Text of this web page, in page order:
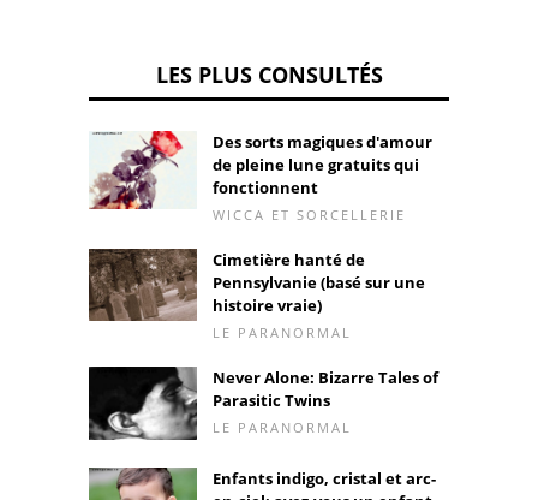
LES PLUS CONSULTÉS
Des sorts magiques d'amour
de pleine lune gratuits qui
fonctionnent
WICCA ET SORCELLERIE
Cimetière hanté de
Pennsylvanie (basé sur une
histoire vraie)
LE PARANORMAL
Never Alone: ​​Bizarre Tales of
Parasitic Twins
LE PARANORMAL
Enfants indigo, cristal et arc-